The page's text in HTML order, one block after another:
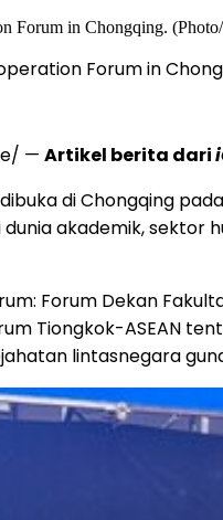
Forum in
— Artikel berita dari
diChongqing
akademik, sektor
Forum Dekan
Tiongkok-ASEAN
lintasnegara